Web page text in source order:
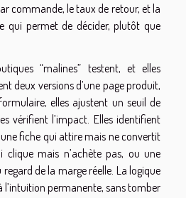
commande, le taux de retour, et la
qui permet de décider, plutôt que
“malines” testent, et elles
deux versions d’une page produit,
elles ajustent un seuil de
vérifient l’impact. Elles identifient
fiche qui attire mais ne convertit
mais n’achète pas, ou une
de la marge réelle. La logique
l’intuition permanente, sans tomber